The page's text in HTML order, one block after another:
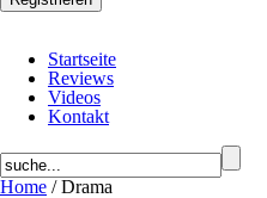
Startseite
Reviews
Videos
Kontakt
Home / Drama